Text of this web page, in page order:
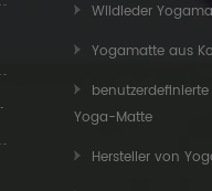
für PU-Yogamatten
Wildleder
Yogamatte aus
benutzerdefinierte
Yoga-Matte
Hersteller von